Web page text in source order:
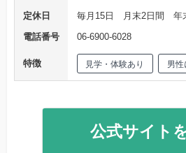
定休日
毎月15日 月末2日間 年
電話番号
06-6900-6028
特徴 見学・体験あり 男性
公式サイト